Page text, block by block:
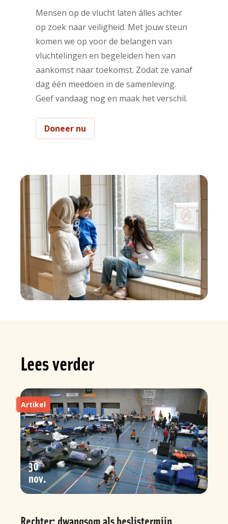
Mensen op de vlucht laten álles achter
op zoek naar veiligheid. Met jouw steun
komen we op voor de belangen van
vluchtelingen en begeleiden hen van
aankomst naar toekomst. Zodat ze vanaf
dag één meedoen in de samenleving.
Geef vandaag nog en maak het verschil.
Doneer nu
Lees verder
Rechter: dwangsom als beslistermijn
Artikel
30
nov